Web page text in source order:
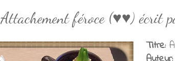
Attachement féroce (♥♥) écrit
Titre: